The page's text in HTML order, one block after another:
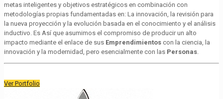
metas inteligentes y objetivos estratégicos en combinación con
metodologías propias fundamentadas en: La innovación, la revisión para
la nueva proyección y la evolución basada en el conocimiento y el análisis
inductivo. Es Así que asumimos el compromiso de producir un alto
impacto mediante el enlace de sus Emprendimientos con la ciencia, la
innovación y la modernidad, pero esencialmente con las Personas.
Ver Portfolio